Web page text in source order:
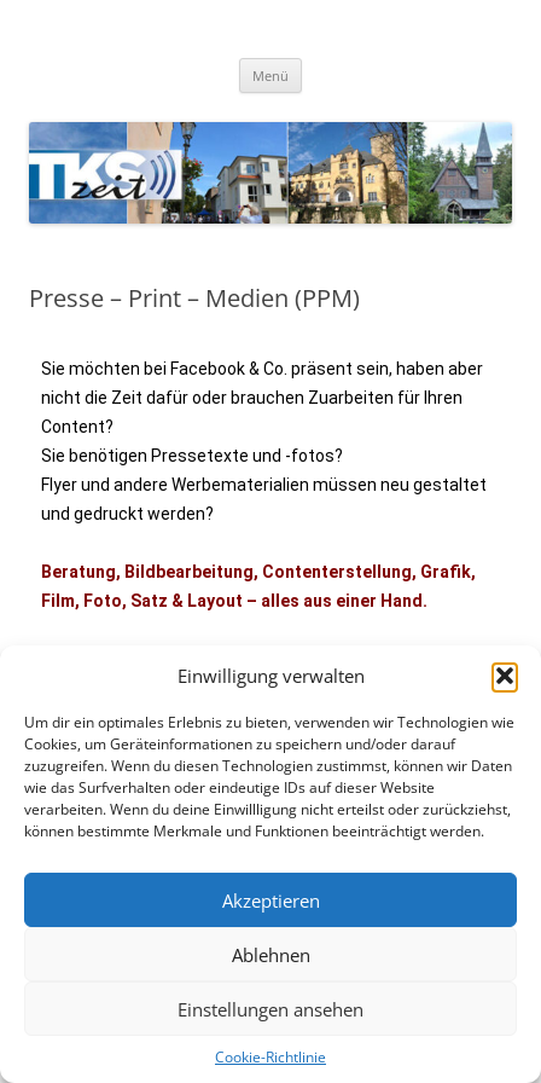
Einwilligung verwalten
Um dir ein optimales Erlebnis zu bieten, verwenden wir Technologien wie
Cookies, um Geräteinformationen zu speichern und/oder darauf
zuzugreifen. Wenn du diesen Technologien zustimmst, können wir Daten
wie das Surfverhalten oder eindeutige IDs auf dieser Website
verarbeiten. Wenn du deine Einwillligung nicht erteilst oder zurückziehst,
können bestimmte Merkmale und Funktionen beeinträchtigt werden.
Akzeptieren
Ablehnen
Einstellungen ansehen
Cookie-Richtlinie
Menü
Presse – Print – Medien (PPM)
Sie möchten bei Facebook & Co. präsent sein, haben aber
nicht die Zeit dafür oder brauchen Zuarbeiten für Ihren
Content?
Sie benötigen Pressetexte und -fotos?
Flyer und andere Werbematerialien müssen neu gestaltet
und gedruckt werden?
Beratung, Bildbearbeitung, Contenterstellung, Grafik,
Film, Foto, Satz & Layout – alles aus einer Hand.
unter 0176-37622333 an.
Mit Stolz präsentiert von WordPress